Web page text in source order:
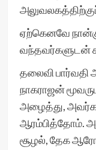
ஏற்கெனவே
வந்தவர்களுடன்
தலைவி பார்வதி
நாகராஜன்
அழைத்து,
ஆரம்பித்தோம்.
சூழல், தேக